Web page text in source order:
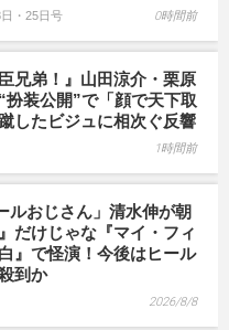
・25日号 0時間前
兄弟！』山田涼介・栗原
扮装公開”で「顔で天下取
したビジュに相次ぐ反響
1時間前
ルおじさん」清水伸が朝
だけじゃな『マイ・フィ
』で怪演！今後はヒール
到か
2026/8/8